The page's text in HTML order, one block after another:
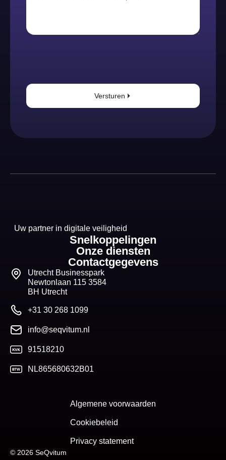
Versturen
Uw partner in digitale veiligheid
Snelkoppelingen
Onze diensten
Contactgegevens
Utrecht Businesspark
Newtonlaan 115 3584
BH Utrecht
+31 30 268 1099
info@seqvitum.nl
91518210
NL865680632B01
© 2026 SeQvitum
Algemene voorwaarden
Cookiebeleid
Privacy statement